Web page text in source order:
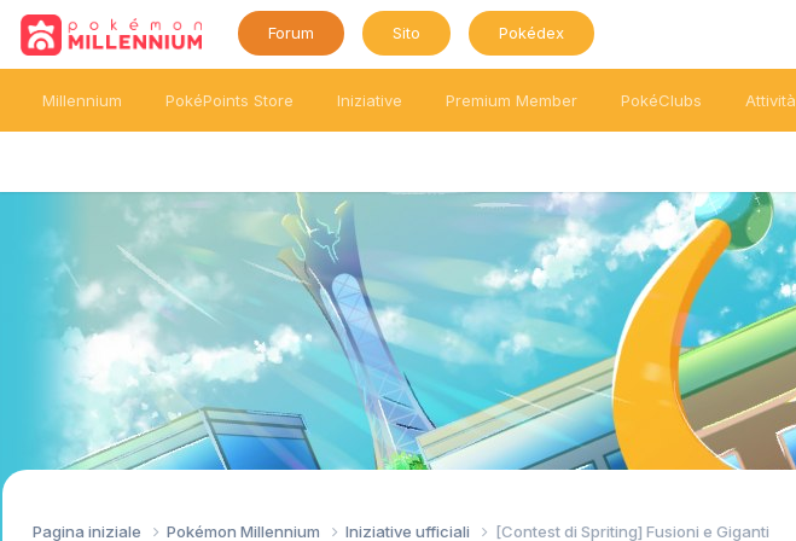
Forum Sito Pokédex
Millennium PokéPoints Store Iniziative Premium Member PokéClubs Attività
Pagina iniziale Pokémon Millennium Iniziative ufficiali [Contest di Spriting] Fusioni e Giganti